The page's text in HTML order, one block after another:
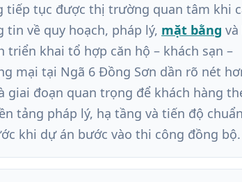
tiếp tục được thị trường quan tâm khi
tin về quy hoạch, pháp lý, mặt bằng và
triển khai tổ hợp căn hộ – khách sạn –
mại tại Ngã 6 Đồng Sơn dần rõ nét
giai đoạn quan trọng để khách hàng
tảng pháp lý, hạ tầng và tiến độ chuẩn
khi dự án bước vào thi công đồng bộ.